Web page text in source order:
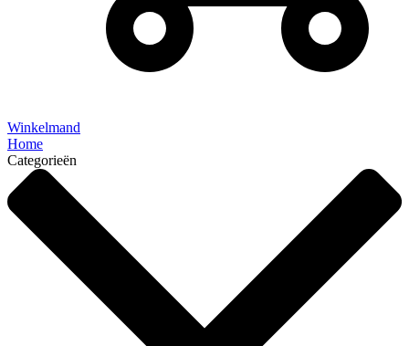
Winkelmand
Home
Categorieën